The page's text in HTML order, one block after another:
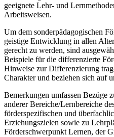
geeignete Lehr- und
Arbeitsweisen.
Um dem sonderpädagogischen
geistige Entwicklung in allen
gerecht zu werden, sind
Beispiele für die differenzierte
Hinweise zur Differenzierung
Charakter und beziehen sich auf
Bemerkungen umfassen Bezüge
anderer Bereiche/Lernbereiche
förderspezifischen und
Erziehungszielen sowie zu
Förderschwerpunkt Lernen, der